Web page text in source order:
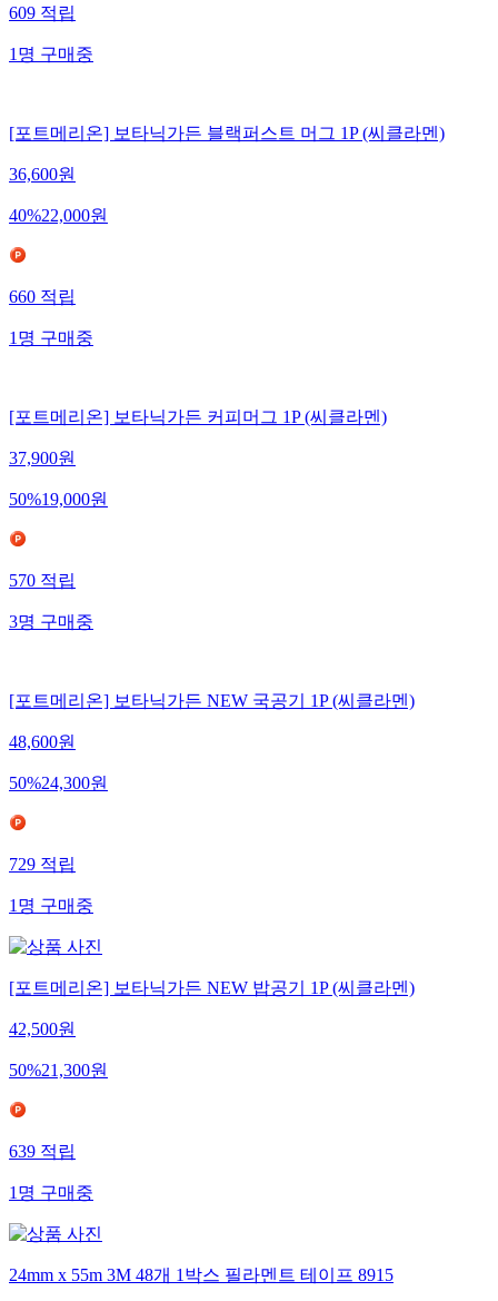
609 적립
1 명 구매중
[포트메리온] 보타닉가든 블랙퍼스트 머그 1P (씨클라멘)
36,600원
40%22,000원
660적립
1명구매중
[포트메리온] 보타닉가든 커피머그 1P (씨클라멘)
37,900원
50%19,000원
570적립
3명구매중
[포트메리온] 보타닉가든 NEW 국공기 1P (씨클라멘)
48,600원
50%24,300원
729적립
1명구매중
[포트메리온] 보타닉가든 NEW 밥공기 1P (씨클라멘)
42,500원
50%21,300원
639적립
1명구매중
24mm x 55m 3M 48개 1박스 필라멘트 테이프 8915